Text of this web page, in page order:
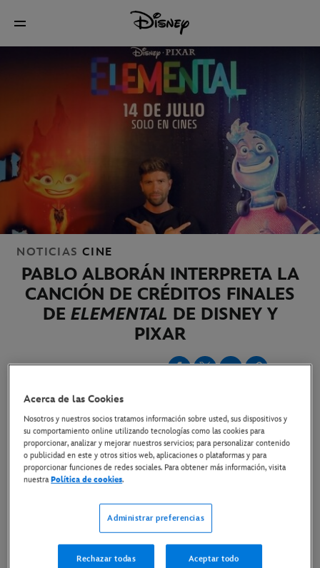
NOTICIAS CINE
PABLO ALBORÁN INTERPRETA LA
CANCIÓN DE CRÉDITOS FINALES
DE ELEMENTAL DE DISNEY Y
PIXAR
27 de junio de 2023
Link al adelanto del videoclip
Link al
Link a las imágenes
Madrid, 27 de junio de 2023–El cantante y
Acerca de las Cookies
Nosotros y nuestros socios tratamos información sobre usted, sus dispositivos y
su comportamiento online utilizando tecnologías como las cookies para
proporcionar, analizar y mejorar nuestros servicios; para personalizar contenido
o publicidad en este y otros sitios web, aplicaciones o plataformas y para
proporcionar funciones de redes sociales. Para obtener más información, visita
nuestraPolítica de cookies.
Administrar preferencias
Rechazar todas Aceptar todo